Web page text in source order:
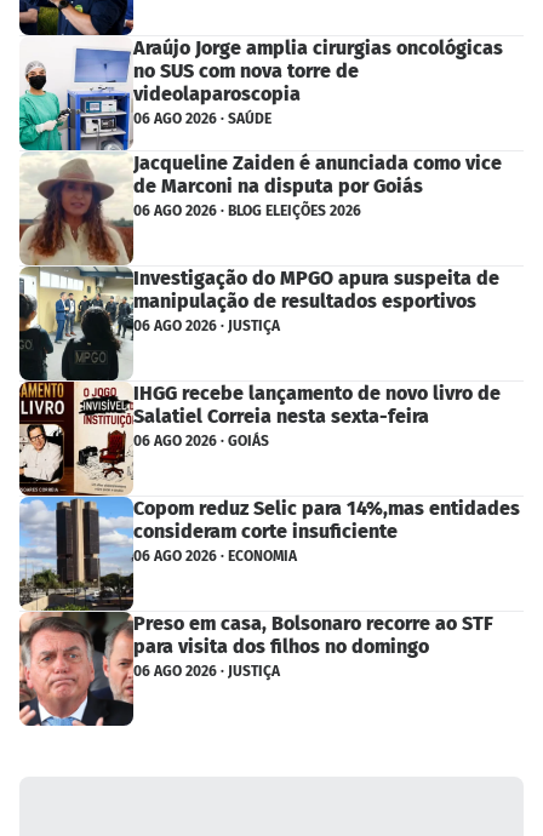
Araújo Jorge amplia cirurgias oncológicas
no SUS com nova torre de
videolaparoscopia
06 AGO 2026 · SAÚDE
Jacqueline Zaiden é anunciada como vice
de Marconi na disputa por Goiás
06 AGO 2026 · BLOG ELEIÇÕES 2026
Investigação do MPGO apura suspeita de
manipulação de resultados esportivos
06 AGO 2026 · JUSTIÇA
IHGG recebe lançamento de novo livro de
Salatiel Correia nesta sexta-feira
06 AGO 2026 · GOIÁS
Copom reduz Selic para 14%,mas entidades
consideram corte insuficiente
06 AGO 2026 · ECONOMIA
Preso em casa, Bolsonaro recorre ao STF
para visita dos filhos no domingo
06 AGO 2026 · JUSTIÇA